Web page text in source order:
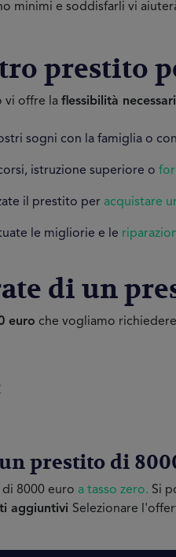
minimi e soddisfarli vi
prestito
vi offre la flessibilità
sogni con la famiglia o
istruzione superiore o
il prestito per acquistare
le migliorie e le
di un
euro che vogliamo
prestito di
8000 euro a tasso zero. Si
aggiuntivi Selezionare